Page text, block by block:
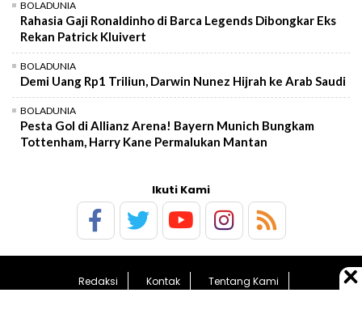
BOLADUNIA
Rahasia Gaji Ronaldinho di Barca Legends Dibongkar Eks
Rekan Patrick Kluivert
BOLADUNIA
Demi Uang Rp1 Triliun, Darwin Nunez Hijrah ke Arab Saudi
BOLADUNIA
Pesta Gol di Allianz Arena! Bayern Munich Bungkam
Tottenham, Harry Kane Permalukan Mantan
Ikuti Kami
Redaksi Kontak
Tentang Kami